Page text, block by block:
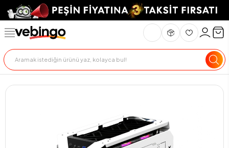
Genel Bakış Ürün Açıklaması Teslimat Ve İade Ödeme